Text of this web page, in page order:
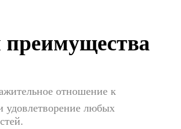
отношение к
удовлетворение любых